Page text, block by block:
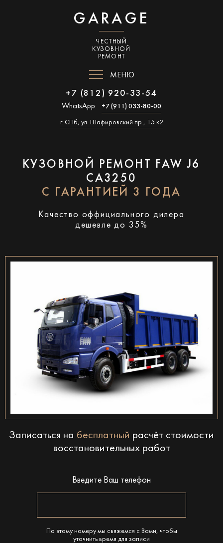
GARAGE
ЧЕСТНЫЙ
КУЗОВНОЙ
РЕМОНТ
МЕНЮ
+7 (812) 920-33-54
WhatsApp: +7 (911) 033-80-00
г. СПб, ул. Шафировский пр., 15 к2
КУЗОВНОЙ РЕМОНТ FAW J6
CA3250
С ГАРАНТИЕЙ 3 ГОДА
Качество оффициального дилера
дешевле до 35%
Записаться на бесплатный расчёт стоимости
восстановительных работ
Введите Ваш телефон
По этому номеру мы свяжемся с Вами, чтобы
уточнить время для записи